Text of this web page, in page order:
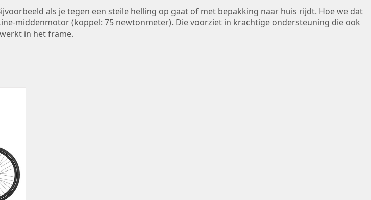
als je tegen een steile helling op gaat of met bepakking naar huis rijdt. Hoe we dat
middenmotor (koppel: 75 newtonmeter). Die voorziet in krachtige ondersteuning die ook
in het frame.